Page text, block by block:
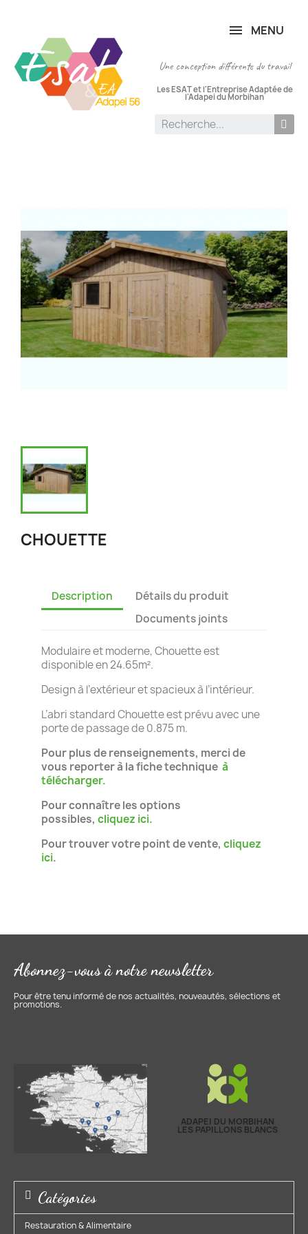
MENU
Une conception différente du travail
Les ESAT et l'Entreprise Adaptée de
l'Adapei du Morbihan
CHOUETTE
Description
Détails du produit
Documents joints
Modulaire et moderne, Chouette est
disponible en 24.65m².
Design à l’extérieur et spacieux à l’intérieur.
L’abri standard Chouette est prévu avec une
porte de passage de 0.875 m.
Pour plus de renseignements, merci de
vous reporter à la fiche technique à
télécharger.
Pour connaître les options
possibles, cliquez ici.
Pour trouver votre point de vente, cliquez
ici.
Abonnez-vous à notre newsletter
Pour être tenu informé de nos actualités, nouveautés, sélections et
promotions.
ADAPEI DU MORBIHAN
LES PAPILLONS BLANCS
Catégories
Restauration & Alimentaire